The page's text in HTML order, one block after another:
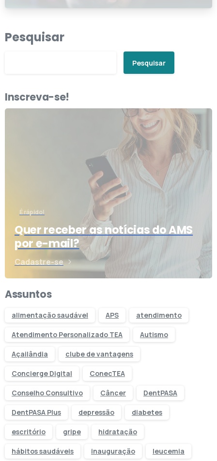
Pesquisar
Pesquisar
Inscreva-se!
É rápido!
Quer receber as notícias do AMS
por e-mail?
Cadastre-se
Assuntos
alimentação saudável APS atendimento
Atendimento Personalizado TEA Autismo
Açailândia clube de vantagens
Concierge Digital ConecTEA
Conselho Consultivo Câncer DentPASA
DentPASA Plus depressão diabetes
escritório gripe hidratação
hábitos saudáveis inauguração leucemia